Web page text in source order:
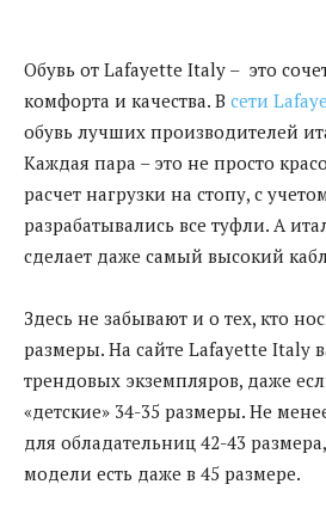
Обувь от Lafayette Italy – это
комфорта и качества. В сети
обувь лучших производителей
Каждая пара – это не просто
расчет нагрузки на стопу, с
разрабатывались все туфли. А
сделает даже самый высокий
Здесь не забывают и о тех, кто
размеры. На сайте Lafayette Italy
трендовых экземпляров, даже
«детские» 34-35 размеры. Не
для обладательниц 42-43
модели есть даже в 45 размере.